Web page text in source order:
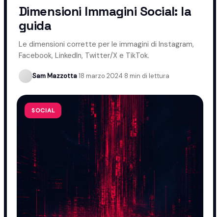
Dimensioni Immagini Social: la
guida
Le dimensioni corrette per le immagini di Instagram,
Facebook, LinkedIn, Twitter/X e TikTok.
Sam Mazzotta·18 marzo 2024·8 min di lettura
SOCIAL